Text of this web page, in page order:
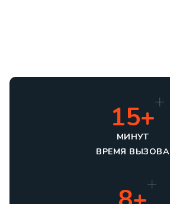
15+
МИНУТ
ВРЕМЯ ВЫЗОВА